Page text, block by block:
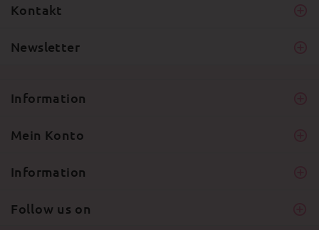
Kontakt
Newsletter
Information
Mein Konto
Information
Follow us on